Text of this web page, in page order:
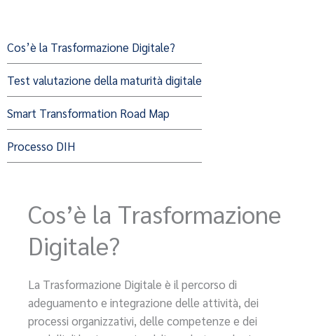
Cos’è la Trasformazione Digitale?
Test valutazione della maturità digitale
Smart Transformation Road Map
Processo DIH
Cos’è la Trasformazione
Digitale?
La Trasformazione Digitale è il percorso di
adeguamento e integrazione delle attività, dei
processi organizzativi, delle competenze e dei